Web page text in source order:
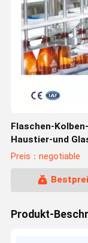
Flaschen-
Haustier-und
Preis：negotiable
Produkt-